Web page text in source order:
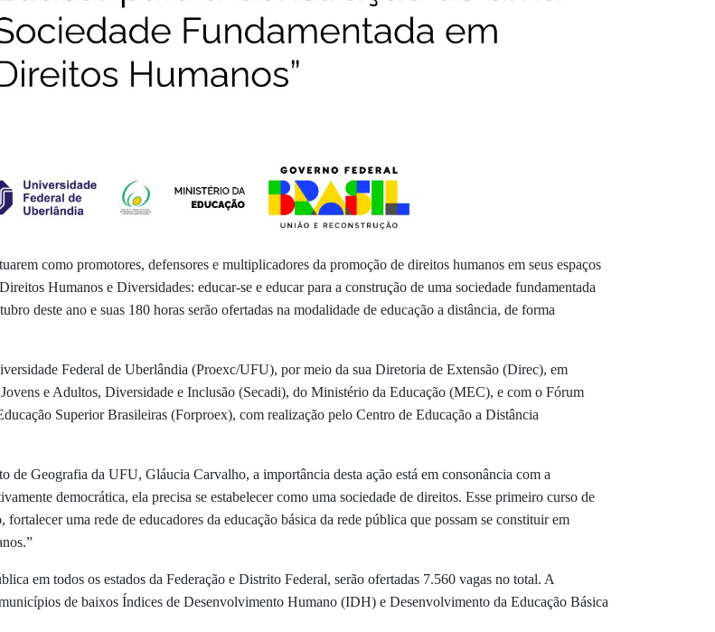
como promotores, defensores e multiplicadores da promoção de direitos humanos em seus espaços
Humanos e Diversidades: educar-se e educar para a construção de uma sociedade fundamentada
deste ano e suas 180 horas serão ofertadas na modalidade de educação a distância, de forma
Federal de Uberlândia (Proexc/UFU), por meio da sua Diretoria de Extensão (Direc), em
e Adultos, Diversidade e Inclusão (Secadi), do Ministério da Educação (MEC), e com o Fórum
Superior Brasileiras (Forproex), com realização pelo Centro de Educação a Distância
de Geografia da UFU, Gláucia Carvalho, a importância desta ação está em consonância com a
democrática, ela precisa se estabelecer como uma sociedade de direitos. Esse primeiro curso de
uma rede de educadores da educação básica da rede pública que possam se constituir em
em todos os estados da Federação e Distrito Federal, serão ofertadas 7.560 vagas no total. A
de baixos Índices de Desenvolvimento Humano (IDH) e Desenvolvimento da Educação Básica